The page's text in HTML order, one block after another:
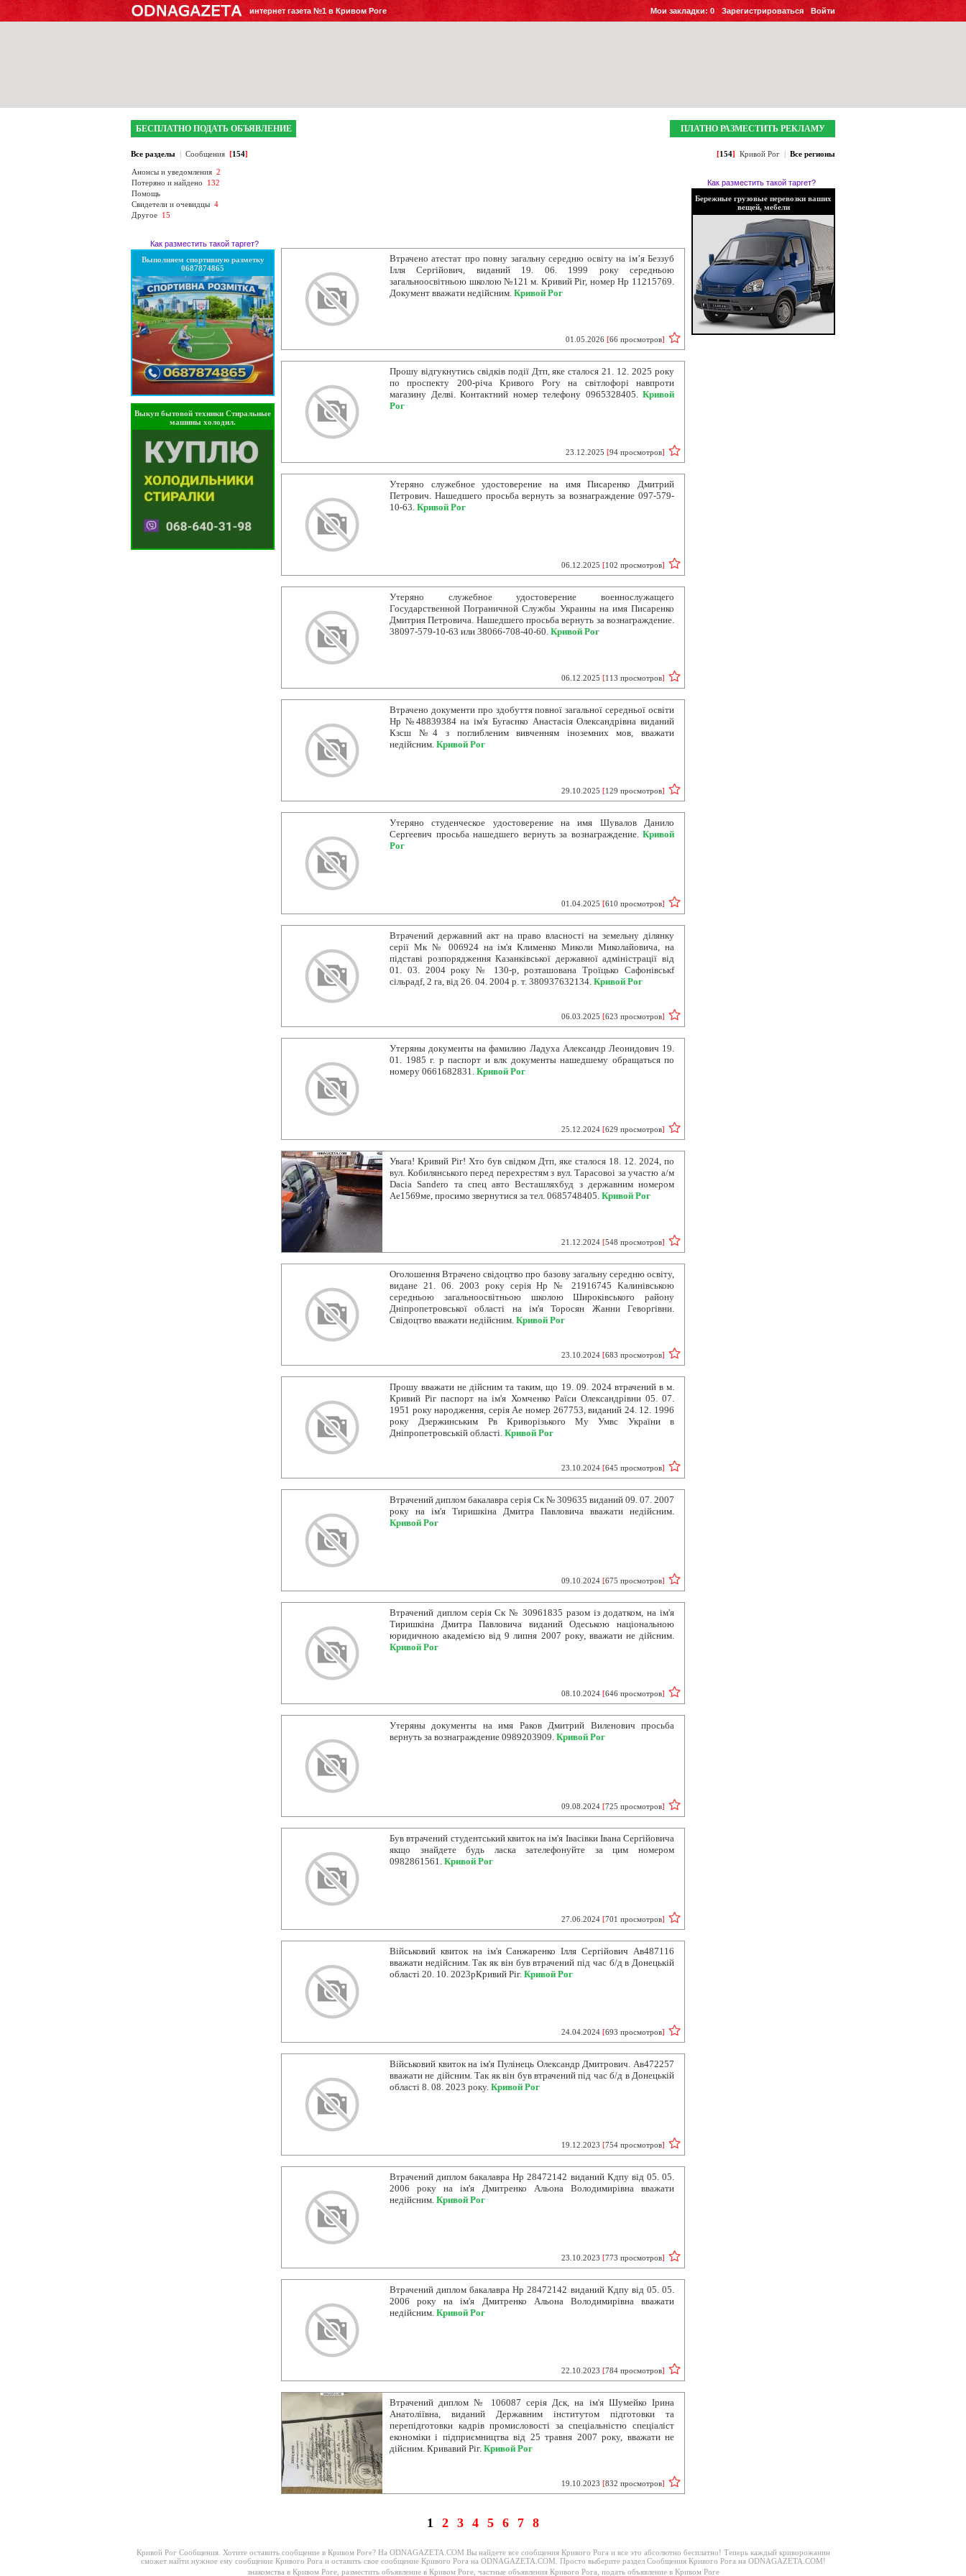
интернет газета №1 в Кривом Роге Войти
Зарегистрироваться
Мои закладки: 0
БЕСПЛАТНО ПОДАТЬ ОБЪЯВЛЕНИЕ ПЛАТНО РАЗМЕСТИТЬ РЕКЛАМУ
Все разделы | Сообщения [154] [154] Кривой Рог | Все регионы
Анонсы и уведомления 2
Потеряно и найдено
132
Помощь
Свидетели и очевидцы 4
Другое 15
Как разместить такой таргет?
Выполняем спортивную разметку
0687874865
Выкуп бытовой техники Стиральные
машины холодил.
Втрачено атестат про повну загальну середню освіту на ім’я Беззуб
Ілля Сергійович, виданий 19. 06. 1999 року середньою
загальноосвітньою школою №121 м. Кривий Ріг, номер Нр 11215769.
Документ вважати недійсним. Кривой Рог
01.05.2026 [66 просмотров]
Прошу відгукнутись свідків події Дтп, яке сталося 21. 12. 2025 року
по проспекту 200-річа Кривого Рогу на світлофорі навпроти
магазину Делві. Контактний номер телефону 0965328405. Кривой
Рог
23.12.2025 [94 просмотров]
Утеряно служебное удостоверение на имя Писаренко Дмитрий
Петрович. Нашедшего просьба вернуть за вознаграждение 097-579-
10-63. Кривой Рог
06.12.2025 [102 просмотров]
Утеряно служебное удостоверение военнослужащего
Государственной Пограничной Службы Украины на имя Писаренко
Дмитрия Петровича. Нашедшего просьба вернуть за вознаграждение.
38097-579-10-63 или 38066-708-40-60. Кривой Рог
06.12.2025 [113 просмотров]
Втрачено документи про здобуття повної загальної середньої освіти
Нр №48839384 на ім'я Бугаєнко Анастасія Олександрівна виданий
Кзсш №4 з поглибленим вивченням іноземних мов, вважати
недійсним. Кривой Рог
29.10.2025 [129 просмотров]
Утеряно студенческое удостоверение на имя Шувалов Данило
Сергеевич просьба нашедшего вернуть за вознаграждение. Кривой
Рог
01.04.2025 [610 просмотров]
Втрачений державний акт на право власності на земельну ділянку
серії Мк № 006924 на ім'я Клименко Миколи Миколайовича, на
підставі розпорядження Казанківської державної адміністрації від
01. 03. 2004 року № 130-р, розташована Троїцько Сафонівськf
сільрадf, 2 га, від 26. 04. 2004 р. т. 380937632134. Кривой Рог
06.03.2025 [623 просмотров]
Утеряны документы на фамилию Ладуха Александр Леонидович 19.
01. 1985 г. р паспорт и влк документы нашедшему обращаться по
номеру 0661682831. Кривой Рог
25.12.2024 [629 просмотров]
Увага! Кривий Ріг! Хто був свідком Дтп, яке сталося 18. 12. 2024, по
вул. Кобилянського перед перехрестям з вул. Тарасовоі за участю а/м
Dacia Sandero та спец авто Весташляхбуд з державним номером
Ае1569ме, просимо звернутися за тел. 0685748405. Кривой Рог
21.12.2024 [548 просмотров]
Оголошення Втрачено свідоцтво про базову загальну середню освіту,
видане 21. 06. 2003 року серія Нр № 21916745 Калинівською
середньою загальноосвітньою школою Широківського району
Дніпропетровської області на ім'я Торосян Жанни Геворгівни.
Свідоцтво вважати недійсним. Кривой Рог
23.10.2024 [683 просмотров]
Прошу вважати не дійсним та таким, що 19. 09. 2024 втрачений в м.
Кривий Ріг паспорт на ім'я Хомченко Раїси Олександрівни 05. 07.
1951 року народження, серія Ае номер 267753, виданий 24. 12. 1996
року Дзержинським Рв Криворізького Му Умвс України в
Дніпропетровській області. Кривой Рог
23.10.2024 [645 просмотров]
Втрачений диплом бакалавра серія Ск № 309635 виданий 09. 07. 2007
року на ім'я Тиришкіна Дмитра Павловича вважати недійсним.
Кривой Рог
09.10.2024 [675 просмотров]
Втрачений диплом серія Ск № 30961835 разом із додатком, на ім'я
Тиришкіна Дмитра Павловича виданий Одеською національною
юридичною академією від 9 липня 2007 року, вважати не дійсним.
Кривой Рог
08.10.2024 [646 просмотров]
Утеряны документы на имя Раков Дмитрий Виленович просьба
вернуть за вознаграждение 0989203909. Кривой Рог
09.08.2024 [725 просмотров]
Був втрачений студентський квиток на ім'я Івасівки Івана Сергійовича
якщо знайдете будь ласка зателефонуйте за цим номером
0982861561. Кривой Рог
27.06.2024 [701 просмотров]
Військовий квиток на ім'я Санжаренко Ілля Сергійович Ав487116
вважати недійсним. Так як він був втрачений під час б/д в Донецькій
області 20. 10. 2023рКривий Ріг. Кривой Рог
24.04.2024 [693 просмотров]
Військовий квиток на ім'я Пулінець Олександр Дмитрович. Ав472257
вважати не дійсним. Так як він був втрачений під час б/д в Донецькій
області 8. 08. 2023 року. Кривой Рог
19.12.2023 [754 просмотров]
Втрачений диплом бакалавра Нр 28472142 виданий Кдпу від 05. 05.
2006 року на ім'я Дмитренко Альона Володимирівна вважати
недійсним. Кривой Рог
23.10.2023 [773 просмотров]
Втрачений диплом бакалавра Нр 28472142 виданий Кдпу від 05. 05.
2006 року на ім'я Дмитренко Альона Володимирівна вважати
недійсним. Кривой Рог
22.10.2023 [784 просмотров]
Втрачений диплом № 106087 серія Дск, на ім'я Шумейко Ірина
Анатоліївна, виданий Державним інститутом підготовки та
перепідготовки кадрів промисловості за спеціальністю спеціаліст
економіки і підприємництва від 25 травня 2007 року, вважати не
дійсним. Кривавий Ріг. Кривой Рог
19.10.2023 [832 просмотров]
1 2 3 4 5 6 7 8
Как разместить такой таргет?
Бережные грузовые перевозки ваших
вещей, мебели
Кривой Рог Сообщения. Хотите оставить сообщение в Кривом Роге? На ODNAGAZETA.COM Вы найдете все сообщения Кривого Рога и все это абсолютно бесплатно! Теперь каждый криворожанин
сможет найти нужное ему сообщение Кривого Рога и оставить свое сообщение Кривого Рога на ODNAGAZETA.COM. Просто выберите раздел Сообщения Кривого Рога на ODNAGAZETA.COM!
знакомства в Кривом Роге, разместить объявление в Кривом Роге, частные объявления Кривого Рога подать объявление в Кривом Роге